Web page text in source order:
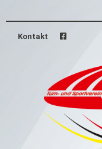
Kontakt